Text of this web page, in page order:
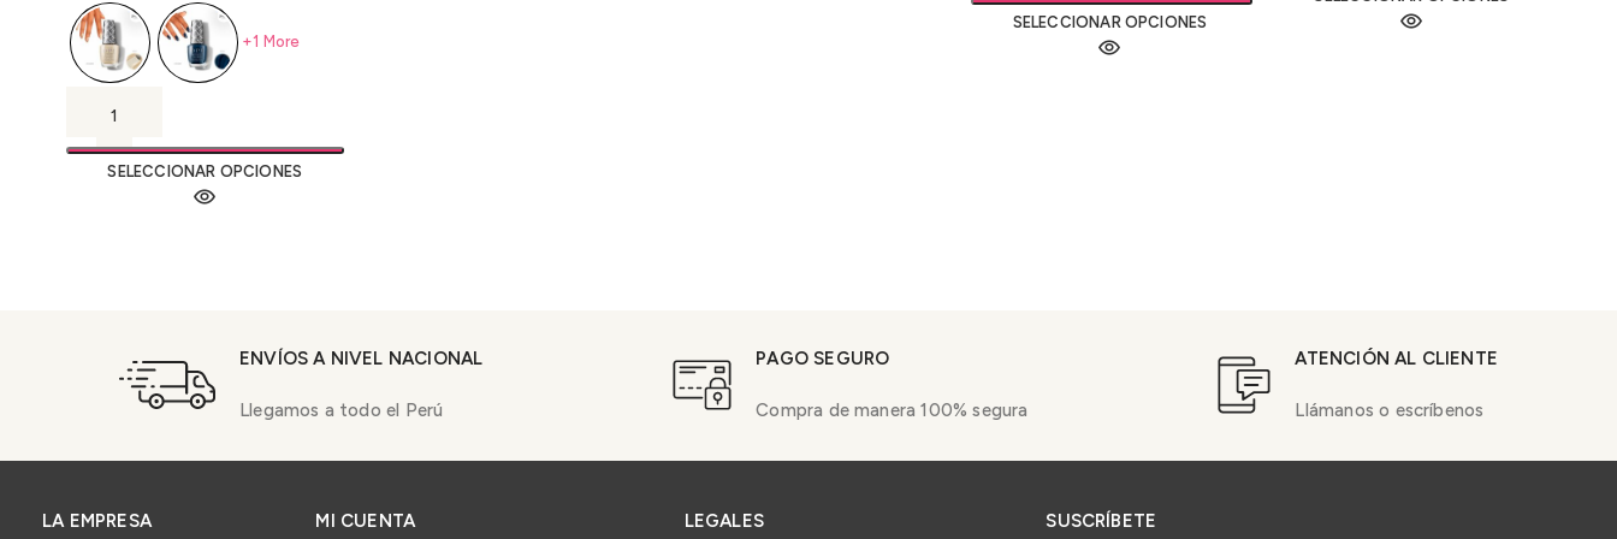
+1 More
SELECCIONAR OPCIONES
SELECCIONAR OPCIONES
ENVÍOS A NIVEL NACIONAL
Llegamos a todo el Perú
PAGO SEGURO
Compra de manera 100% segura
ATENCIÓN AL CLIENTE
Llámanos o escríbenos
LA EMPRESA MI CUENTA LEGALES SUSCRÍBETE